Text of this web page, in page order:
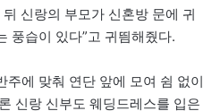
신랑의 부모가 신혼방 문에 귀
풍습이 있다”고 귀띔해줬다.
주에 맞춰 연단 앞에 모여 쉼 없이
신랑 신부도 웨딩드레스를 입은